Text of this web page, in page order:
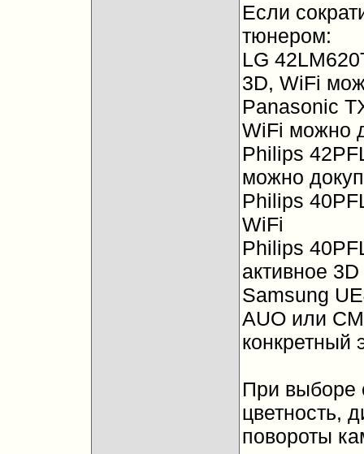
Если
тюнером:
LG
3D, WiFi
Panasonic
WiFi можно
Philips
можно
Philips
WiFi
Philips
активное
Samsung
AUO или
конкретный
При выборе
цветность,
повороты